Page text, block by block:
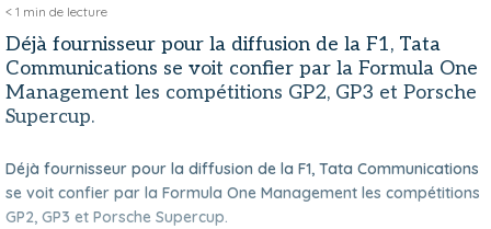
< 1 min de lecture
Déjà fournisseur pour la diffusion de la F1, Tata
Communications se voit confier par la Formula One
Management les compétitions GP2, GP3 et Porsche
Supercup.
Déjà fournisseur pour la diffusion de la F1, Tata Communications
se voit confier par la Formula One Management les compétitions
GP2, GP3 et Porsche Supercup.